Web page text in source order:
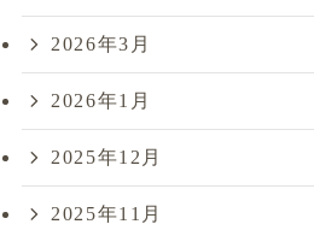
2026年3月
2026年1月
2025年12月
2025年11月